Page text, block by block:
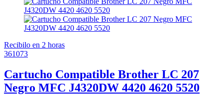
Recibilo en 2 horas
361073
Cartucho Compatible Brother LC 207
Negro MFC J4320DW 4420 4620 5520